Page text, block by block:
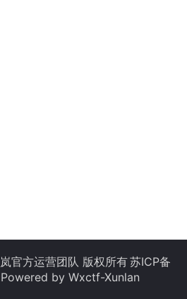
官方运营团队 版权所有苏ICP备
Powered by Wxctf-Xunlan